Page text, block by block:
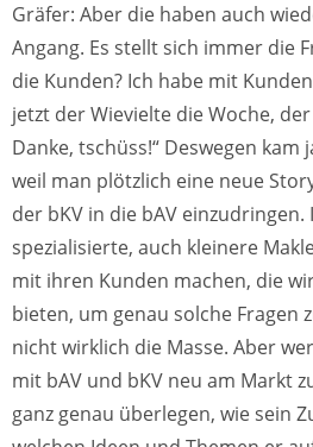
Gräfer: Aber die haben auch
Angang. Es stellt sich immer die
die Kunden? Ich habe mit
jetzt der Wievielte die Woche,
Danke, tschüss!“ Deswegen kam
weil man plötzlich eine neue
der bKV in die bAV
spezialisierte, auch kleinere
mit ihren Kunden machen, die
bieten, um genau solche Fragen
nicht wirklich die Masse. Aber
mit bAV und bKV neu am Markt
ganz genau überlegen, wie sein